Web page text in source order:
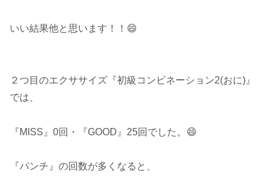
いい結果他と思います！！😄
２つ目のエクササイズ『初級コンビネーション2(おに)』
では、
『MISS』0回・『GOOD』25回でした。😄
『パンチ』の回数が多くなると、